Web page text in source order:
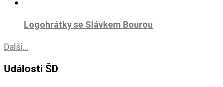
Logohrátky se Slávkem Bourou
Další...
Události ŠD